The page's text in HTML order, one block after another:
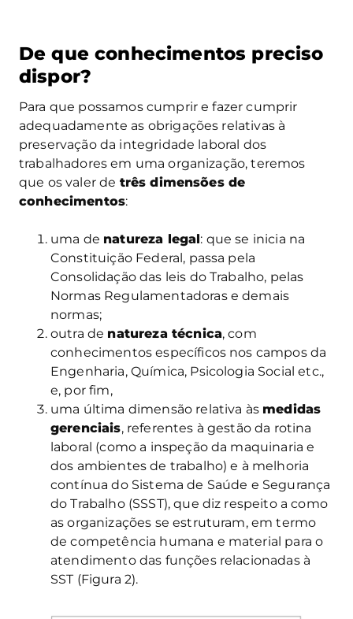
De que conhecimentos preciso
dispor?
Para que possamos cumprir e fazer cumprir
adequadamente as obrigações relativas à
preservação da integridade laboral dos
trabalhadores em uma organização, teremos
que os valer de três dimensões de
conhecimentos:
uma de natureza legal: que se inicia na
Constituição Federal, passa pela
Consolidação das leis do Trabalho, pelas
Normas Regulamentadoras e demais
normas;
outra de natureza técnica, com
conhecimentos específicos nos campos da
Engenharia, Química, Psicologia Social etc.,
e, por fim,
uma última dimensão relativa às medidas
gerenciais, referentes à gestão da rotina
laboral (como a inspeção da maquinaria e
dos ambientes de trabalho) e à melhoria
contínua do Sistema de Saúde e Segurança
do Trabalho (SSST), que diz respeito a como
as organizações se estruturam, em termo
de competência humana e material para o
atendimento das funções relacionadas à
SST (Figura 2).